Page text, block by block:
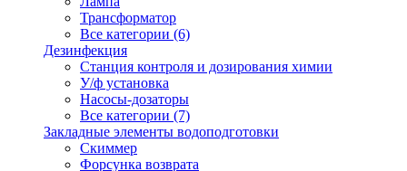
Трансформатор
Все категории (6)
Дезинфекция
Станция контроля и дозирования химии
У/ф установка
Насосы-дозаторы
Все категории (7)
Закладные элементы водоподготовки
Скиммер
Форсунка возврата